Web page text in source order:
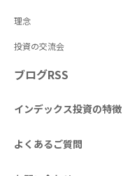
理念
投資の交流会
ブログRSS
インデックス投資の特徴
よくあるご質問